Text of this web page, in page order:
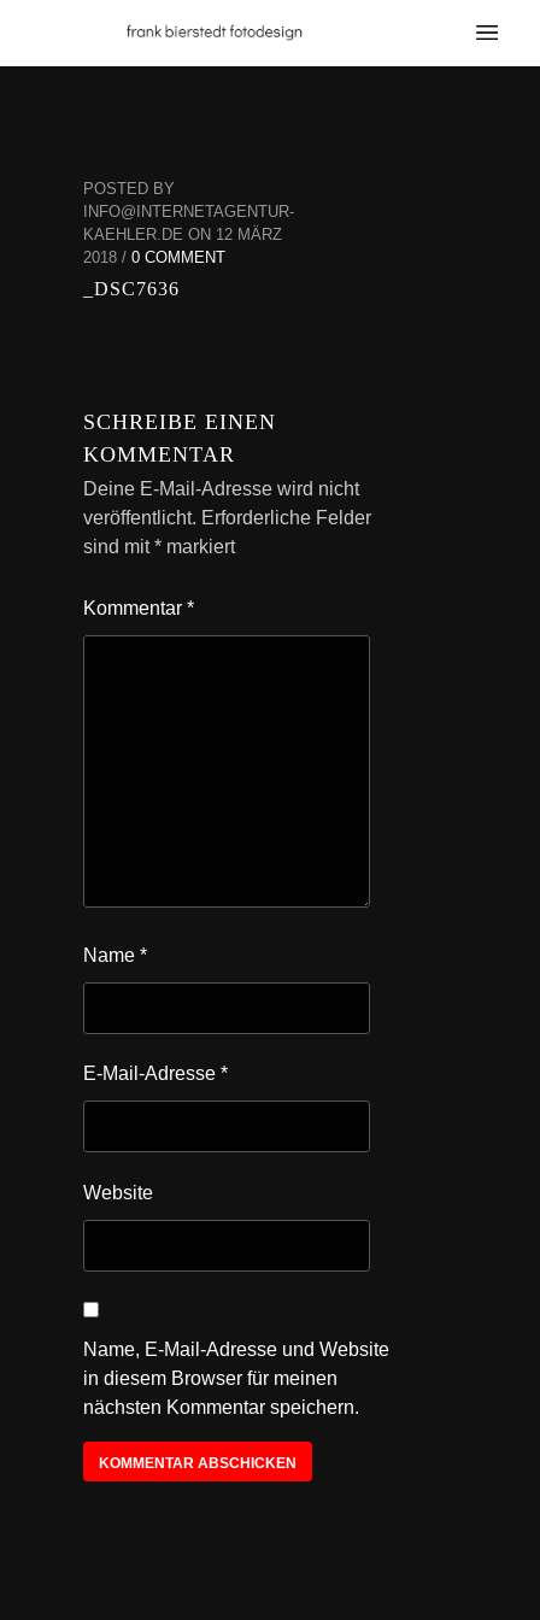
POSTED BY
INFO@INTERNETAGENTUR-
KAEHLER.DE ON 12 MÄRZ
2018 / 0 COMMENT
_DSC7636
SCHREIBE EINEN
KOMMENTAR
Deine E-Mail-Adresse wird nicht
veröffentlicht. Erforderliche Felder
sind mit* markiert
Kommentar *
Name *
E-Mail-Adresse *
Website
Name, E-Mail-Adresse und Website
in diesem Browser für meinen
nächsten Kommentar speichern.